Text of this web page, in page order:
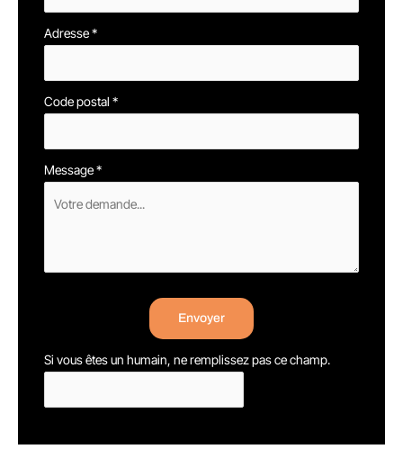
Adresse*
Code postal *
Message*
Envoyer
Si vous êtes un humain, ne remplissez pas ce champ.